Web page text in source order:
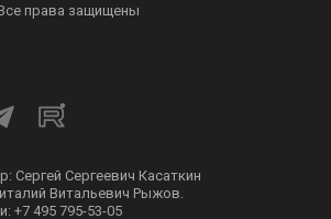
права защищены
Сергей Сергеевич Касаткин
Витальевич Рыжов.
+7 495 795-53-05